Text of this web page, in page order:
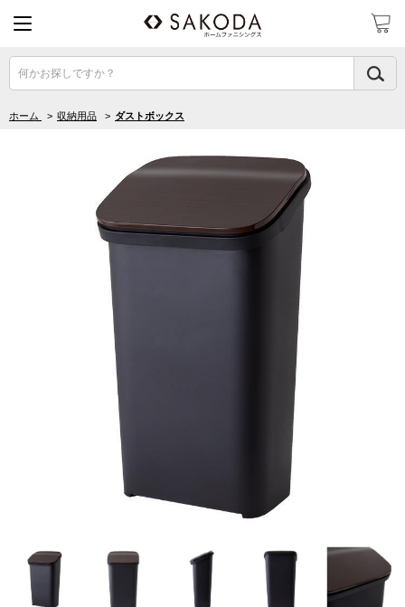
何かお探しですか？
ホーム > 収納用品 > ダストボックス